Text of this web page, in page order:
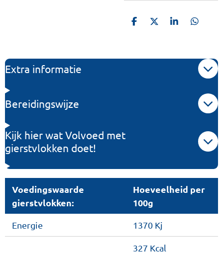
D
n
D
S
e
D
n
Extra informatie
Bereidingswijze
Kijk hier wat Volvoed met
gierstvlokken doet!
Voedingswaarde
gierstvlokken:
Hoeveelheid per
100g
Energie 1370 Kj
327 Kcal